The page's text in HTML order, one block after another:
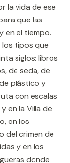
la vida de ese
que las
en el tiempo.
tipos que
siglos: libros
de seda, de
plástico y
con escalas
en la Villa de
en los
del crimen de
y en los
donde